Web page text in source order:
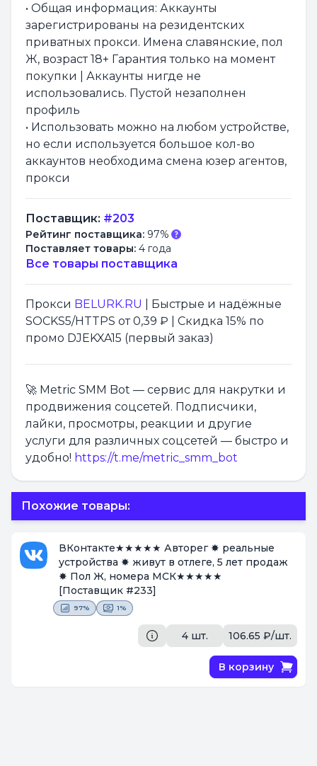
• Общая информация: Аккаунты
зарегистрированы на резидентских
приватных прокси. Имена славянские, пол
Ж, возраст 18+ Гарантия только на момент
покупки | Аккаунты нигде не
использовались. Пустой незаполнен
профиль
• Использовать можно на любом устройстве,
но если используется большое кол-во
аккаунтов необходима смена юзер агентов,
прокси
Поставщик: #203
Рейтинг поставщика: 97%
Поставляет товары: 4 года
Все товары поставщика
Прокси BELURK.RU
| Быстрые и надёжные
SOCKS5/HTTPS от 0,39 ₽ | Скидка 15% по
промо DJEKXA15 (первый заказ)
🚀 Metric SMM Bot — сервис для накрутки и
продвижения соцсетей. Подписчики,
лайки, просмотры, реакции и другие
услуги для различных соцсетей — быстро и
удобно! https://t.me/metric_smm_bot
Похожие товары:
ВКонтакте★★★★★ Авторег ✸ реальные
устройства ✸ живут в отлеге, 5 лет продаж
✸ Пол Ж, номера МСК★★★★★
[Поставщик #233]
97% 1%
4 шт. 106.65 ₽/шт.
В корзину